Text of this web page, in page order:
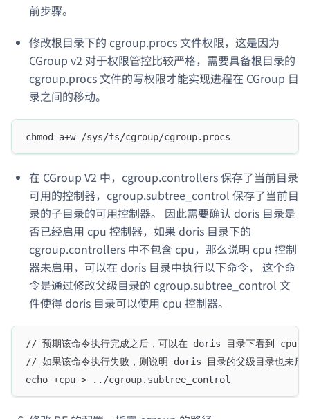
前步骤。
修改根目录下的 cgroup.procs 文件权限，这是因为
CGroup v2 对于权限管控比较严格，需要具备根目录的
cgroup.procs 文件的写权限才能实现进程在 CGroup 目
录之间的移动。
chmod a+w /sys/fs/cgroup/cgroup.procs
在 CGroup V2 中，cgroup.controllers 保存了当前目录
可用的控制器，cgroup.subtree_control 保存了当前目
录的子目录的可用控制器。 因此需要确认 doris 目录是
否已经启用 cpu 控制器，如果 doris 目录下的
cgroup.controllers 中不包含 cpu，那么说明 cpu 控制
器未启用，可以在 doris 目录中执行以下命令， 这个命
令是通过修改父级目录的 cgroup.subtree_control 文
件使得 doris 目录可以使用 cpu 控制器。
// 预期该命令执行完成之后，可以在 doris 目录下看到
// 如果该命令执行失败，则说明 doris 目录的父级目录也未启
echo +cpu > ../cgroup.subtree_control